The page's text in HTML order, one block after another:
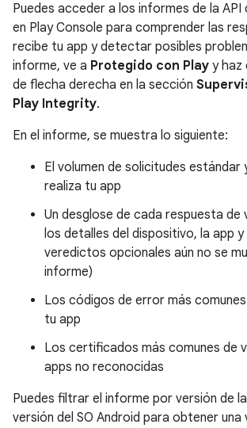
Puedes acceder a los informes de la
en Play Console para comprender las
recibe tu app y detectar posibles
informe, ve a Protegido con Play y haz
de flecha derecha en la sección
Play Integrity.
En el informe, se muestra lo siguiente:
El volumen de solicitudes estándar
realiza tu app
Un desglose de cada respuesta
los detalles del dispositivo, la app
veredictos opcionales aún no se
informe)
Los códigos de error más
tu app
Los certificados más comunes de
apps no reconocidas
Puedes filtrar el informe por versión de
versión del SO Android para obtener una